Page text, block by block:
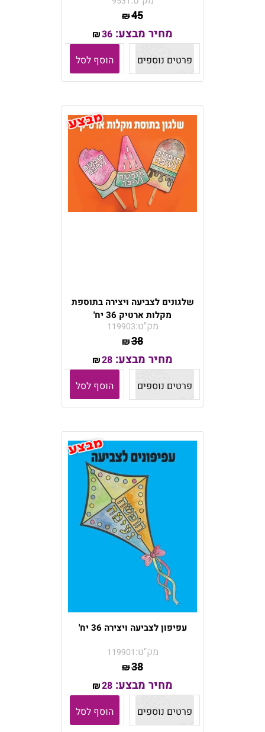
₪45
מחיר מבצע: ₪36
פרטים נוספים
הוסף לסל
שלגונים לצביעה ויצירה בתוספת
מקלות ארטיק 36 יח'
מק"ט:119903
₪38
מחיר מבצע: ₪28
פרטים נוספים
הוסף לסל
עפיפון לצביעה ויצירה 36 יח'
מק"ט:119901
₪38
מחיר מבצע: ₪28
פרטים נוספים
הוסף לסל